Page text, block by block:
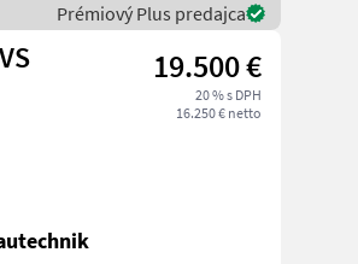
Prémiový Plus predajca
19.500 €
20 % s DPH
16.250 € netto